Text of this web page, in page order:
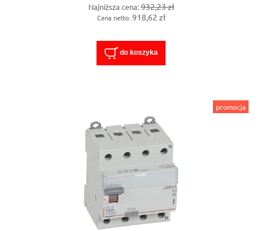
Najniższa cena:932,23 zł
Cena netto: 918,62 zł
do koszyka
promocja